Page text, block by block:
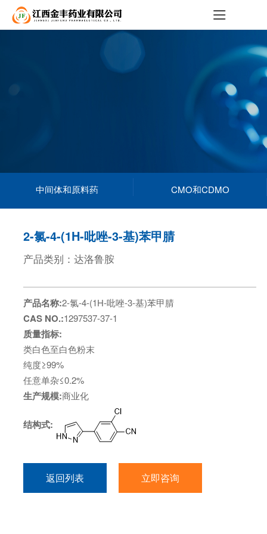
中间体和原料药 CMO和CDMO
2-氯-4-(1H-吡唑-3-基)苯甲腈
产品类别：达洛鲁胺
产品名称:2-氯-4-(1H-吡唑-3-基)苯甲腈
CAS NO.:1297537-37-1
质量指标:
类白色至白色粉末
纯度≥99%
任意单杂≤0.2%
生产规模:商业化
结构式:
返回列表 立即咨询